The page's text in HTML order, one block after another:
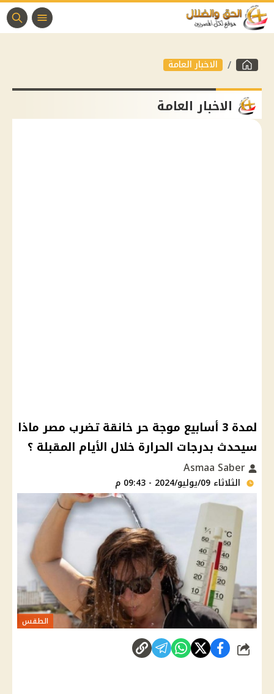
الاخبار العامة
الاخبار العامة
لمدة 3 أسابيع موجة حر خانقة تضرب مصر ماذا
سيحدث بدرجات الحرارة خلال الأيام المقبلة ؟
الثلاثاء 09/يوليو/2024 - 09:43 م
الطقس
شارك